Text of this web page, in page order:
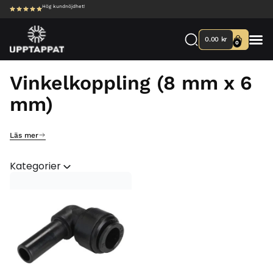
Hög kundnöjdhet!
0.00 kr 0
Vinkelkoppling (8 mm x 6
mm)
Läs mer
Kategorier